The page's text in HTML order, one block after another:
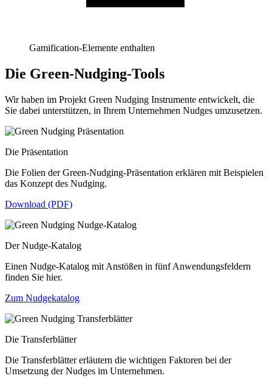
Gamification-Elemente enthalten
Die Green-Nudging-Tools
Wir haben im Projekt Green Nudging Instrumente entwickelt, die
Sie dabei unterstützen, in Ihrem Unternehmen Nudges umzusetzen.
Die Präsentation
Die Folien der Green-Nudging-Präsentation erklären mit Beispielen
das Konzept des Nudging.
Download (PDF)
Der Nudge-Katalog
Einen Nudge-Katalog mit Anstößen in fünf Anwendungsfeldern
finden Sie hier.
Zum Nudgekatalog
Die Transferblätter
Die Transferblätter erläutern die wichtigen Faktoren bei der
Umsetzung der Nudges im Unternehmen.